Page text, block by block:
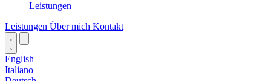
Leistungen
Leistungen Über mich Kontakt
English
Italiano